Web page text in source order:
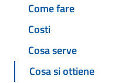
Come fare
Costi
Cosa serve
Cosa si ottiene